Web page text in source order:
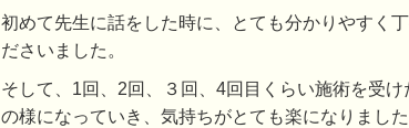
初めて先生に話をした時に、とても分かりやすく
ださいました。
そして、1回、2回、３回、4回目くらい施術を受
の様になっていき、気持ちがとても楽になりました